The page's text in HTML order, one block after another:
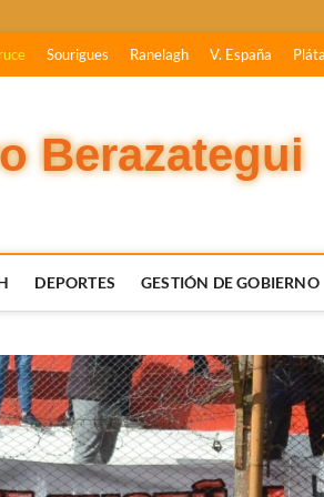
Sourigues Ranelagh V. España
Berazategui
DEPORTES GESTIÓN DE GOBIERNO